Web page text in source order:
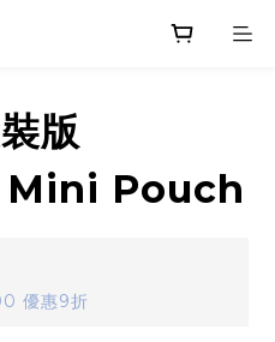
版
Pouch
優惠9折